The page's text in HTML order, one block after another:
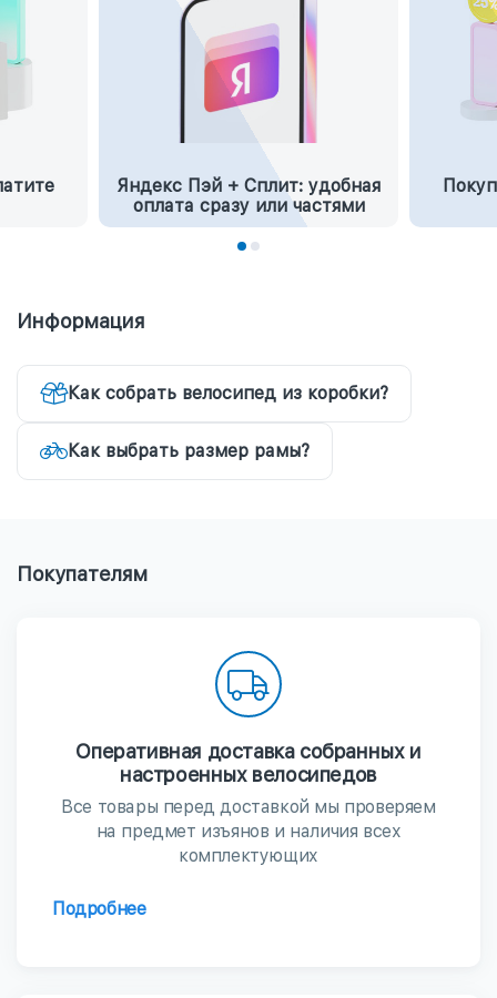
Яндекс Пэй + Сплит: удобная
оплата сразу или частями
Информация
Как собрать велосипед из коробки?
Как выбрать размер рамы?
Покупателям
Оперативная доставка собранных и
настроенных велосипедов
Все товары перед доставкой мы проверяем
на предмет изъянов и наличия всех
комплектующих
Подробнее